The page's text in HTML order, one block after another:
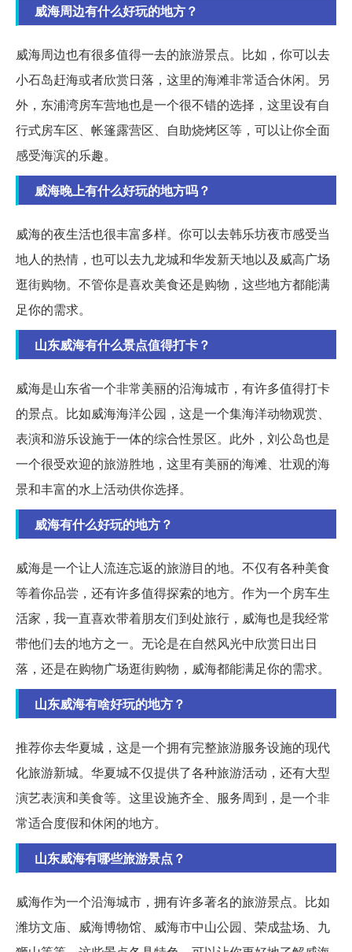
威海周边有什么好玩的地方？
威海周边也有很多值得一去的旅游景点。比如，你可以去
小石岛赶海或者欣赏日落，这里的海滩非常适合休闲。另
外，东浦湾房车营地也是一个很不错的选择，这里设有自
行式房车区、帐篷露营区、自助烧烤区等，可以让你全面
感受海滨的乐趣。
威海晚上有什么好玩的地方吗？
威海的夜生活也很丰富多样。你可以去韩乐坊夜市感受当
地人的热情，也可以去九龙城和华发新天地以及威高广场
逛街购物。不管你是喜欢美食还是购物，这些地方都能满
足你的需求。
山东威海有什么景点值得打卡？
威海是山东省一个非常美丽的沿海城市，有许多值得打卡
的景点。比如威海海洋公园，这是一个集海洋动物观赏、
表演和游乐设施于一体的综合性景区。此外，刘公岛也是
一个很受欢迎的旅游胜地，这里有美丽的海滩、壮观的海
景和丰富的水上活动供你选择。
威海有什么好玩的地方？
威海是一个让人流连忘返的旅游目的地。不仅有各种美食
等着你品尝，还有许多值得探索的地方。作为一个房车生
活家，我一直喜欢带着朋友们到处旅行，威海也是我经常
带他们去的地方之一。无论是在自然风光中欣赏日出日
落，还是在购物广场逛街购物，威海都能满足你的需求。
山东威海有啥好玩的地方？
推荐你去华夏城，这是一个拥有完整旅游服务设施的现代
化旅游新城。华夏城不仅提供了各种旅游活动，还有大型
演艺表演和美食等。这里设施齐全、服务周到，是一个非
常适合度假和休闲的地方。
山东威海有哪些旅游景点？
威海作为一个沿海城市，拥有许多著名的旅游景点。比如
潍坊文庙、威海博物馆、威海市中山公园、荣成盐场、九